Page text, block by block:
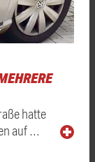
hatte
auf …